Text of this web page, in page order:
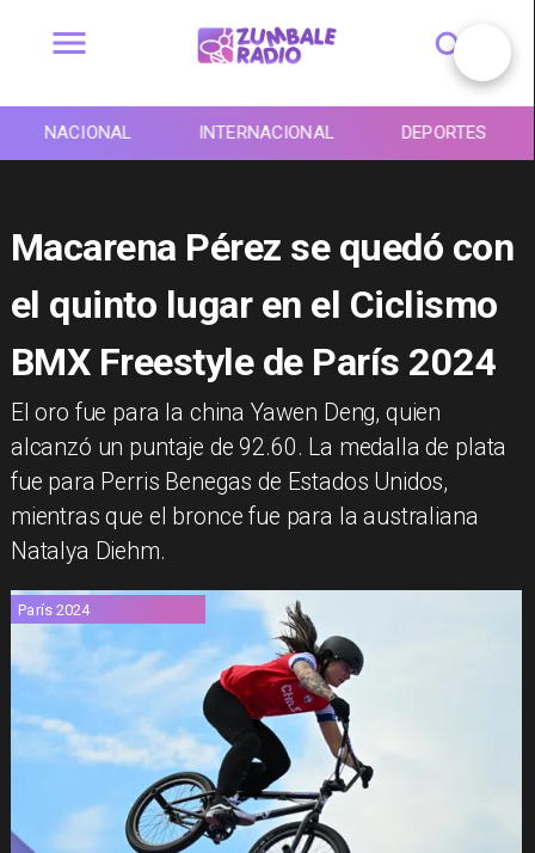
NACIONAL INTERNACIONAL DEPORTES
Macarena Pérez se quedó con
el quinto lugar en el Ciclismo
BMX Freestyle de París 2024
​El oro fue para la china Yawen Deng, quien
alcanzó un puntaje de 92.60. La medalla de plata
fue para Perris Benegas de Estados Unidos,
mientras que el bronce fue para la australiana
Natalya Diehm.
París 2024